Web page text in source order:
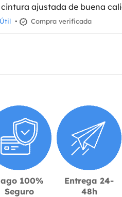
ajustada de buena
Útil • Compra verificada
100%
Seguro
Entrega 24-
48h